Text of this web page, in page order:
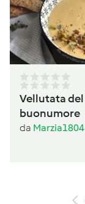
Vellutata del
buonumore
da Marzia1804